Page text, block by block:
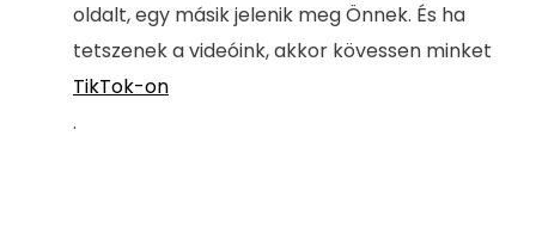
oldalt, egy másik jelenik meg Önnek. És ha
tetszenek a videóink, akkor kövessen minket
TikTok-on
.